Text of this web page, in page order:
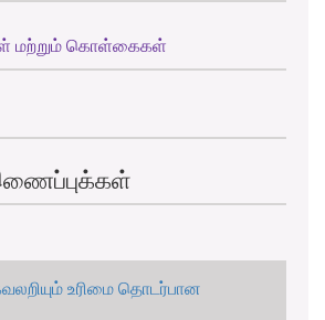
மற்றும் கொள்கைகள்
உரிமை தொடர்பான